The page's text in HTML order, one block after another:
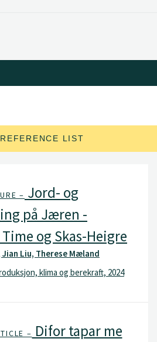
LIST
– Jord- og
på Jæren -
og Skas-Heigre
Jian Liu, Therese Mæland
klima og berekraft, 2024
– Difor tapar me